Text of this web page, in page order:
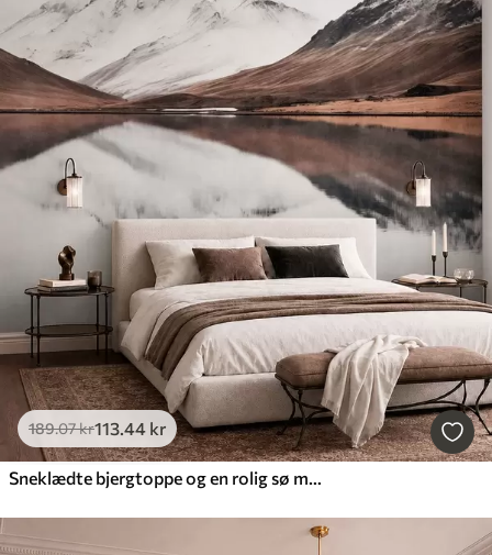
189.07kr113.44 kr
Sneklædte bjergtoppe og en rolig sø med et spejlblankt overflade